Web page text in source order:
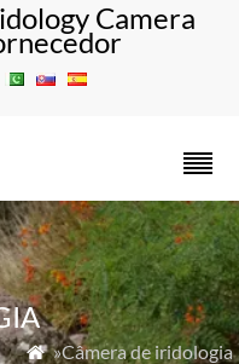
Camera
 »Câmera de iridologia